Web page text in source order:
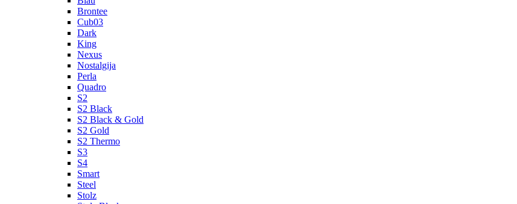
Brontee
Cub03
Dark
King
Nexus
Nostalgija
Perla
Quadro
S2
S2 Black
S2 Black & Gold
S2 Gold
S2 Thermo
S3
S4
Smart
Steel
Stolz